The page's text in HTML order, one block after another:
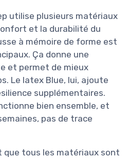
utilise plusieurs matériaux
et la durabilité du
à mémoire de forme est
Ça donne une
et permet de mieux
Le latex Blue, lui, ajoute
supplémentaires.
bien ensemble, et
pas de trace
que tous les matériaux sont